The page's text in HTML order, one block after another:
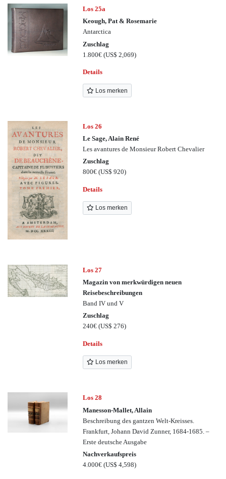
Los 25a
Keough, Pat & Rosemarie
Antarctica
Zuschlag
1.800€(US$ 2,069)
Details
Los merken
Los 26
Le Sage, Alain René
Les avantures de Monsieur Robert Chevalier
Zuschlag
800€(US$ 920)
Details
Los merken
Los 27
Magazin von merkwürdigen neuen
Reisebeschreibungen
Band IV und V
Zuschlag
240€(US$ 276)
Details
Los merken
Los 28
Manesson-Mallet, Allain
Beschreibung des gantzen Welt-Kreisses.
Frankfurt, Johann David Zunner, 1684-1685. –
Erste deutsche Ausgabe
Nachverkaufspreis
4.000€(US$ 4,598)